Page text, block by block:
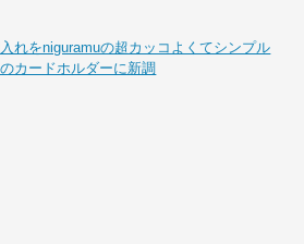
れをniguramuの超カッコよくてシンプル
カードホルダーに新調